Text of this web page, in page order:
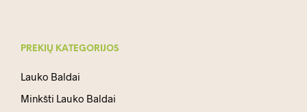
PREKIŲ KATEGORIJOS
Lauko Baldai
Minkšti Lauko Baldai